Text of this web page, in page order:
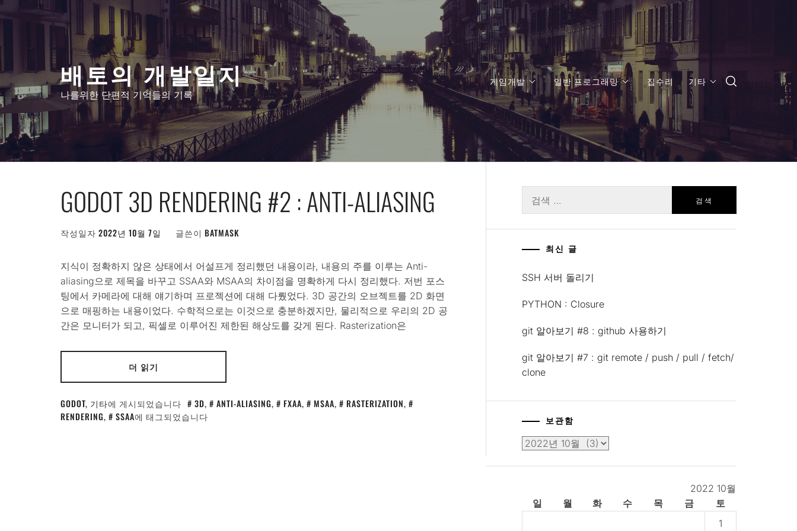
텐
뛰
기
배토의 개발일지
나를위한 단편적 기억들의 기록
게임개발 일반 프로그래밍 집수리 기타
GODOT 3D RENDERING #2 : ANTI-ALIASING
작성일자 2022년 10월 7일 글쓴이 BATMASK
지식이 정확하지 않은 상태에서 어설프게 정리했던 내용이라, 내용의 주를 이루는 Anti-
aliasing으로 제목을 바꾸고 SSAA와 MSAA의 차이점을 명확하게 다시 정리했다. 저번 포스
팅에서 카메라에 대해 얘기하며 프로젝션에 대해 다뤘었다. 3D 공간의 오브젝트를 2D 화면
으로 매핑하는 내용이었다. 수학적으로는 이것으로 충분하겠지만, 물리적으로 우리의 2D 공
간은 모니터가 되고, 픽셀로 이루어진 제한된 해상도를 갖게 된다. Rasterization은
더 읽기
GODOT, 기타에 게시되었습니다 3D, ANTI-ALIASING, FXAA, MSAA, RASTERIZATION,
RENDERING, SSAA에 태그되었습니다
색:
최신 글
SSH 서버 돌리기
PYTHON : Closure
git 알아보기 #8 : github 사용하기
git 알아보기 #7 : git remote / push / pull / fetch/
clone
보관함
보
2022 10월
일
월 화 수 목 금
토
1